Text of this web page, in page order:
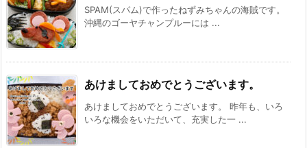
SPAM(スパム)で作ったねずみちゃんの海賊です。
沖縄のゴーヤチャンプルーには ...
あけましておめでとうございます。
あけましておめでとうございます。 昨年も、いろ
いろな機会をいただいて、充実した一 ...